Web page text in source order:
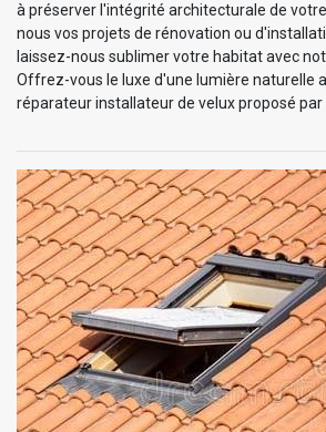
à préserver l'intégrité architecturale de
nous vos projets de rénovation ou
laissez-nous sublimer votre habitat avec
Offrez-vous le luxe d'une lumière naturelle
réparateur installateur de velux proposé par